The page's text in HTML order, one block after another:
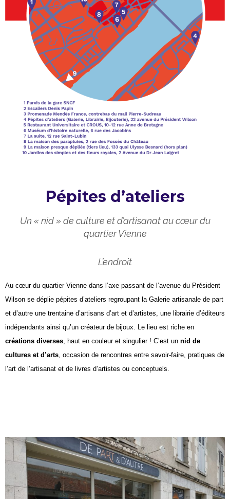
Pépites d’ateliers
Un « nid » de culture et d’artisanat au cœur du
quartier Vienne
L’endroit
Au cœur du quartier Vienne dans l’axe passant de l’avenue du Président
Wilson se déplie pépites d’ateliers regroupant la Galerie artisanale de part
et d’autre une trentaine d’artisans d’art et d’artistes, une librairie d’éditeurs
indépendants ainsi qu’un créateur de bijoux. Le lieu est riche en
créations diverses , haut en couleur et singulier ! C’est un nid de
cultures et d’arts , occasion de rencontres entre savoir-faire, pratiques de
l’art de l’artisanat et de livres d’artistes ou conceptuels.